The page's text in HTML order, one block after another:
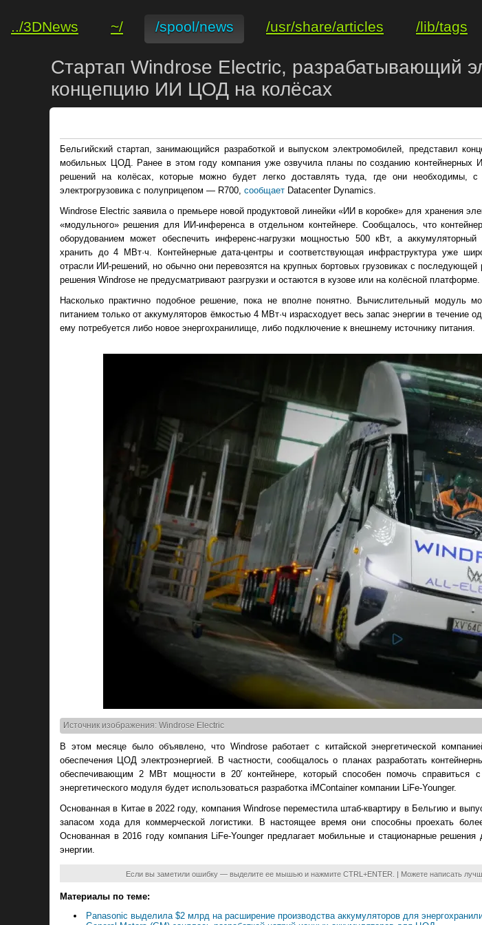
../3DNews ~/ /spool/news /usr/share/articles /lib/tags
Стартап Windrose Electric, разрабатывающий
концепцию ИИ ЦОД на колёсах
Бельгийский стартап, занимающийся разработкой и выпуском электромобилей, представил
мобильных ЦОД. Ранее в этом году компания уже озвучила планы по созданию контейнерных
решений на колёсах, которые можно будет легко доставлять туда, где они необходимы, с
электрогрузовика с полуприцепом — R700, сообщает Datacenter Dynamics.
Windrose Electric заявила о премьере новой продуктовой линейки «ИИ в коробке» для хранения
«модульного» решения для ИИ-инференса в отдельном контейнере. Сообщалось, что
оборудованием может обеспечить инференс-нагрузки мощностью 500 кВт, а аккумуляторный
хранить до 4 МВт·ч. Контейнерные дата-центры и соответствующая инфраструктура уже
отрасли ИИ-решений, но обычно они перевозятся на крупных бортовых грузовиках с последующей
решения Windrose не предусматривают разгрузки и остаются в кузове или на колёсной платформе.
Насколько практично подобное решение, пока не вполне понятно. Вычислительный модуль
питанием только от аккумуляторов ёмкостью 4 МВт·ч израсходует весь запас энергии в течение
ему потребуется либо новое энергохранилище, либо подключение к внешнему источнику питания.
Источник изображения: Windrose Electric
В этом месяце было объявлено, что Windrose работает с китайской энергетической
обеспечения ЦОД электроэнергией. В частности, сообщалось о планах разработать
обеспечивающим 2 МВт мощности в 20′ контейнере, который способен помочь справиться с
энергетического модуля будет использоваться разработка iMContainer компании LiFe-Younger.
Основанная в Китае в 2022 году, компания Windrose переместила штаб-квартиру в Бельгию и
запасом хода для коммерческой логистики. В настоящее время они способны проехать
Основанная в 2016 году компания LiFe-Younger предлагает мобильные и стационарные
энергии.
Если вы заметили ошибку — выделите ее мышью и нажмите CTRL+ENTER. | Можете написать
Материалы по теме:
Panasonic выделила $2 млрд на расширение производства аккумуляторов для